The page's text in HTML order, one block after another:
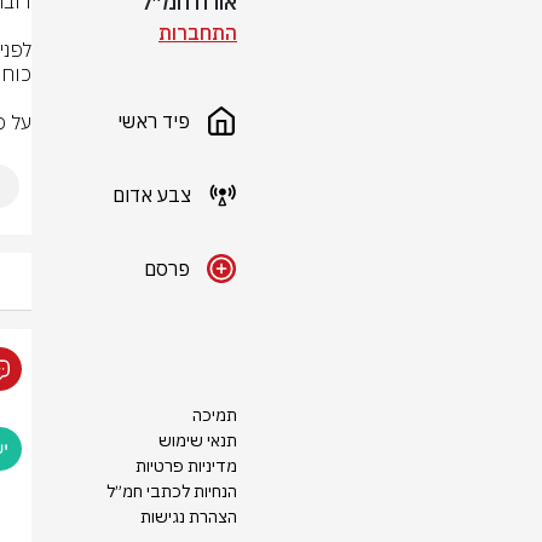
התחברות
פיד ראשי
צבע אדום
פרסם
תמיכה
תנאי שימוש
מדיניות פרטיות
הנחיות לכתבי חמ״ל
הצהרת נגישות
על